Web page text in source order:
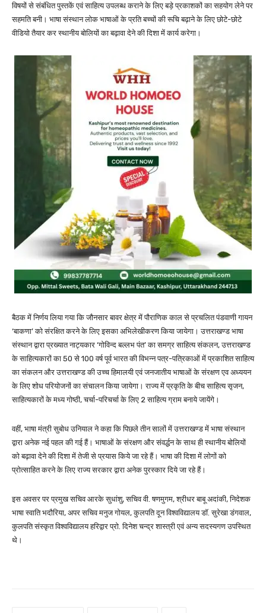
विषयों से संबंधित पुस्तकें एवं साहित्य उपलब्ध कराने के लिए बड़े प्रकाशकों का सहयोग लेने पर
सहमति बनी। भाषा संस्थान लोक भाषाओं के प्रति बच्चों की रूचि बढ़ाने के लिए छोटे-छोटे
वीडियो तैयार कर स्थानीय बोलियों का बढ़ावा देने की दिशा में कार्य करेगा।
बैठक में निर्णय लिया गया कि जौनसार बावर क्षेत्र में पौराणिक काल से प्रचलित पंडवाणी गायन
‘बाकणा’ को संरक्षित करने के लिए इसका अभिलेखीकरण किया जायेगा। उत्तराखण्ड भाषा
संस्थान द्वारा प्रख्यात नाट्यकार ‘गोविन्द बल्लभ पंत’ का समग्र साहित्य संकलन, उत्तराखण्ड
के साहित्यकारों का 50 से 100 वर्ष पूर्व भारत की विभन्न पत्र-पत्रिकाओं में प्रकाशित साहित्य
का संकलन और उत्तराखण्ड की उच्च हिमालयी एवं जनजातीय भाषाओं के संरक्षण एव अध्ययन
के लिए शोध परियोजनों का संचालन किया जायेगा। राज्य में प्रकृति के बीच साहित्य सृजन,
साहित्यकारों के मध्य गोष्ठी, चर्चा-परिचर्चा के लिए 2 साहित्य ग्राम बनाये जायेंगे।
वहीं, भाषा मंत्री सुबोध उनियाल ने कहा कि पिछले तीन सालों में उत्तराखण्ड में भाषा संस्थान
द्वारा अनेक नई पहल की गई हैं। भाषाओं के संरक्षण और संवर्द्धन के साथ ही स्थानीय बोलियों
को बढ़ावा देने की दिशा में तेजी से प्रयास किये जा रहे हैं। भाषा की दिशा में लोगों को
प्रोत्साहित करने के लिए राज्य सरकार द्वारा अनेक पुरस्कार दिये जा रहे हैं।
इस अवसर पर प्रमुख सचिव आरके सुधांशु, सचिव वी. षणमुगम, श्रीधर बाबू अदांकी, निदेशक
भाषा स्वाति भदौरिया, अपर सचिव मनुज गोयल, कुलपति दून विश्वविद्यालय डॉ. सुरेखा डंगवाल,
कुलपति संस्कृत विश्वविद्यालय हरिद्वार प्रो. दिनेश चन्द्र शास्त्री एवं अन्य सदस्यगण उपस्थित
थे।